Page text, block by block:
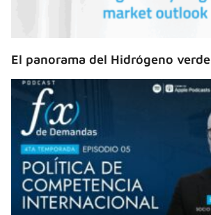
El panorama del Hidrógeno verde